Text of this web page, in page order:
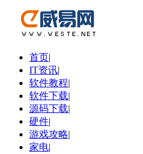
首页|
IT资讯|
软件教程|
软件下载|
源码下载|
硬件|
游戏攻略|
家电|